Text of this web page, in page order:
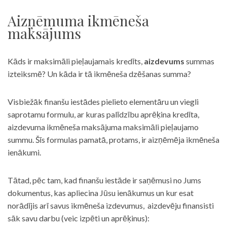
Aizņēmuma ikmēneša
maksājums
Kāds ir maksimāli pieļaujamais kredīts, aizdevums summas
izteiksmē? Un kāda ir tā ikmēneša dzēšanas summa?
Visbiežāk finanšu iestādes pielieto elementāru un viegli
saprotamu formulu, ar kuras palīdzību aprēķina kredīta,
aizdevuma ikmēneša maksājuma maksimāli pieļaujamo
summu. Šīs formulas pamatā, protams, ir aizņēmēja ikmēneša
ienākumi.
Tātad, pēc tam, kad finanšu iestāde ir saņēmusi no Jums
dokumentus, kas apliecina Jūsu ienākumus un kur esat
norādījis arī savus ikmēneša izdevumus, aizdevēju finansisti
sāk savu darbu (veic izpēti un aprēķinus):